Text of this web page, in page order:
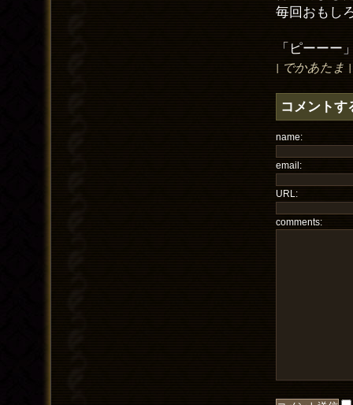
毎回おもし
「ピーーー
| でかあたま |
コメントす
name:
email:
URL:
comments: